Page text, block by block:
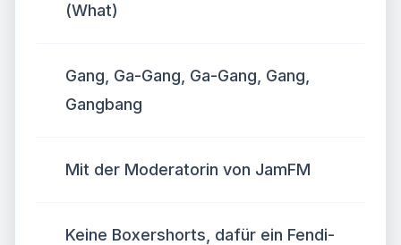
(What)
Gang, Ga-Gang, Ga-Gang, Gang,
Gangbang
Mit der Moderatorin von JamFM
Keine Boxershorts, dafür ein Fendi-